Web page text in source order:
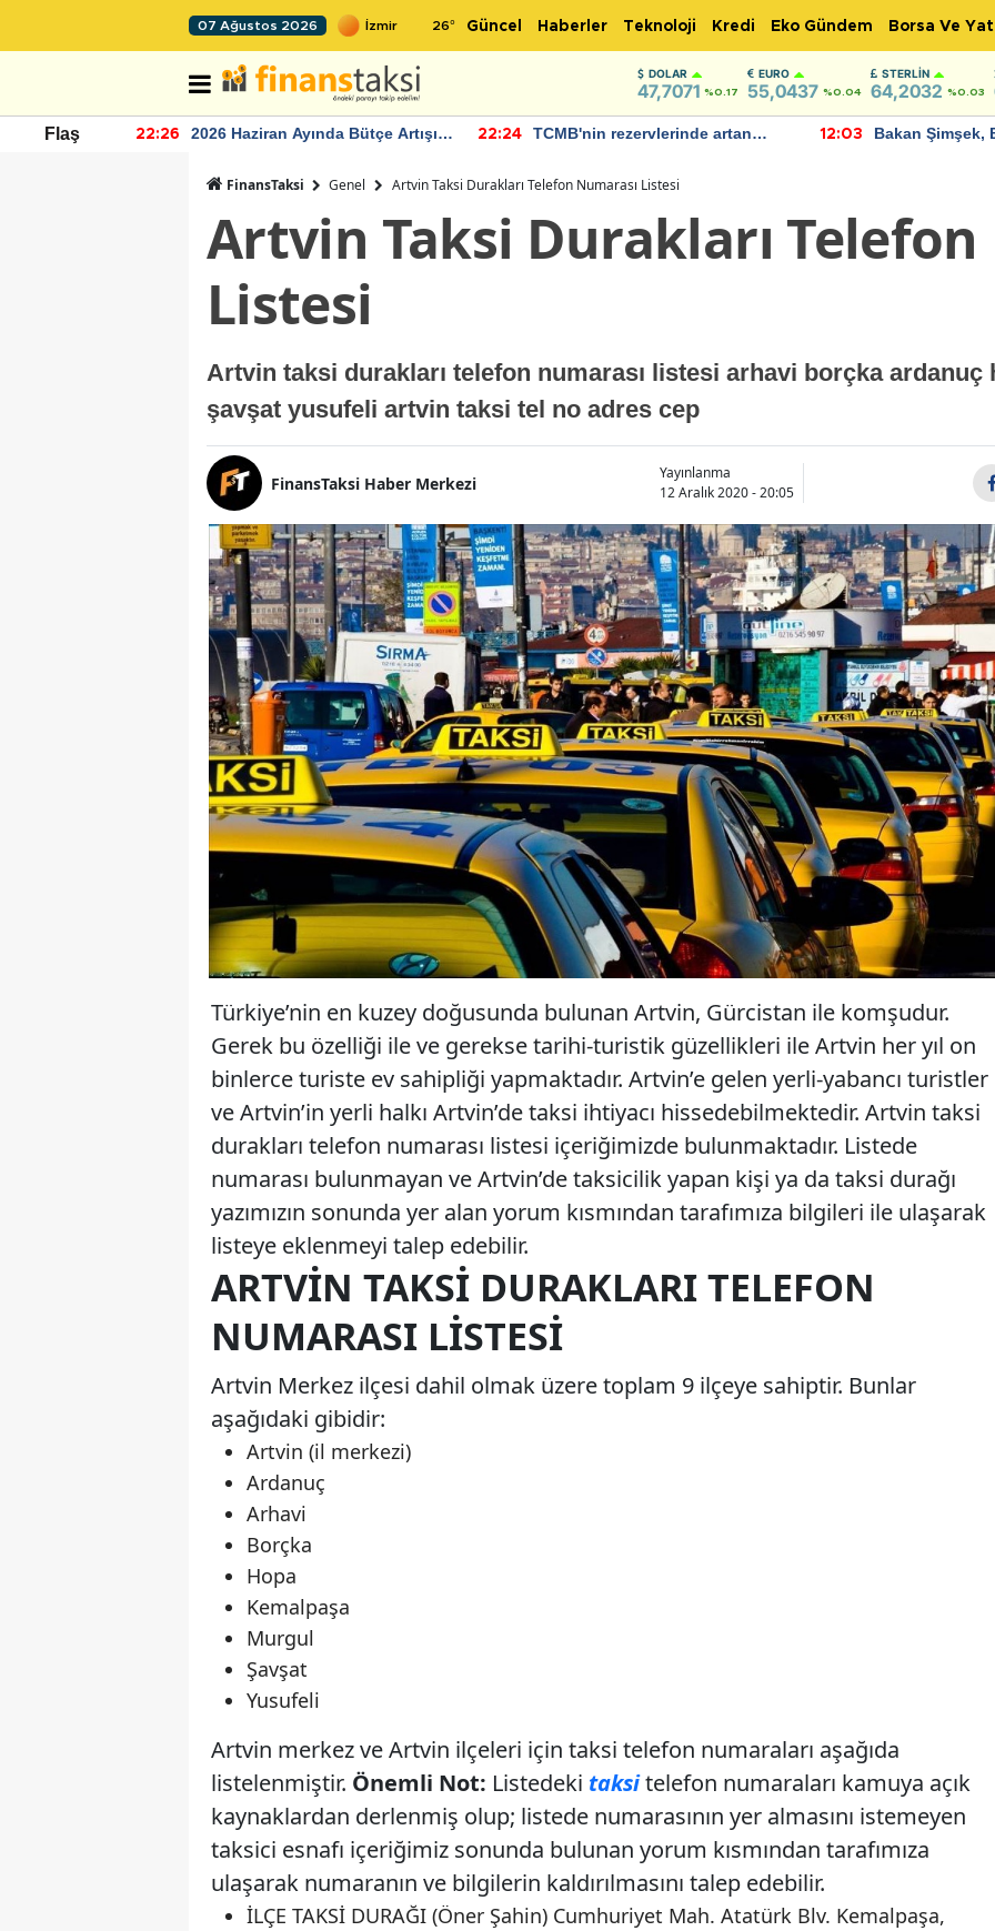
07 Ağustos 2026 26° Güncel Haberler Teknoloji Kredi Eko Gündem Borsa Ve
DOLAR
47,7071 %0.17
EURO
55,0437 %0.04
STERLIN
64,2032 %0.03
Flaş 22:26
2026 Haziran Ayında Bütçe Artışı
22:24
TCMB'nin rezervlerinde artan
12:03
Bakan Şimşek,
FinansTaksi Genel Artvin Taksi Durakları Telefon Numarası Listesi
Artvin Taksi Durakları Telefon
Listesi
Artvin taksi durakları telefon numarası listesi arhavi borçka
şavşat yusufeli artvin taksi tel no adres cep
FinansTaksi Haber Merkezi
Yayınlanma
12 Aralık 2020 - 20:05
Türkiye’nin en kuzey doğusunda bulunan Artvin, Gürcistan ile komşudur.
Gerek bu özelliği ile ve gerekse tarihi-turistik güzellikleri ile Artvin her yıl on
binlerce turiste ev sahipliği yapmaktadır. Artvin’e gelen yerli-yabancı turistler
ve Artvin’in yerli halkı Artvin’de taksi ihtiyacı hissedebilmektedir. Artvin taksi
durakları telefon numarası listesi içeriğimizde bulunmaktadır. Listede
numarası bulunmayan ve Artvin’de taksicilik yapan kişi ya da taksi durağı
yazımızın sonunda yer alan yorum kısmından tarafımıza bilgileri ile ulaşarak
listeye eklenmeyi talep edebilir.
ARTVIN TAKSI DURAKLARI TELEFON
NUMARASI LISTESI
Artvin Merkez ilçesi dahil olmak üzere toplam 9 ilçeye sahiptir. Bunlar
aşağıdaki gibidir:
Artvin (il merkezi)
Ardanuç
Arhavi
Borçka
Hopa
Kemalpaşa
Murgul
Şavşat
Yusufeli
Artvin merkez ve Artvin ilçeleri için taksi telefon numaraları aşağıda
listelenmiştir. Önemli Not: Listedeki taksitelefon numaraları kamuya açık
kaynaklardan derlenmiş olup; listede numarasının yer almasını istemeyen
taksici esnafı içeriğimiz sonunda bulunan yorum kısmından tarafımıza
ulaşarak numaranın ve bilgilerin kaldırılmasını talep edebilir.
İLÇE TAKSİ DURAĞI (Öner Şahin) Cumhuriyet Mah. Atatürk Blv. Kemalpaşa,